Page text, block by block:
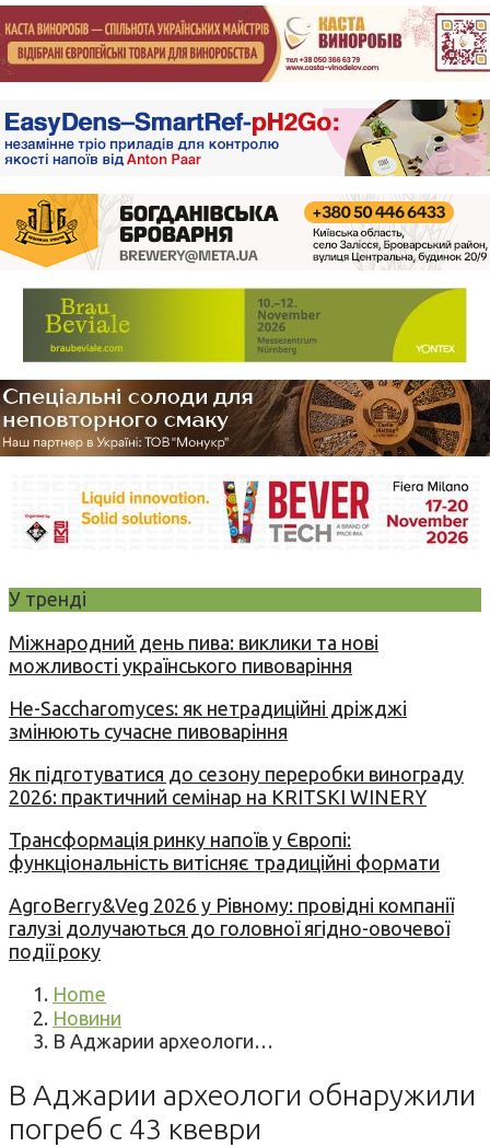
У тренді
Міжнародний день пива: виклики та нові
можливості українського пивоваріння
Не-Saccharomyces: як нетрадиційні дріжджі
змінюють сучасне пивоваріння
Як підготуватися до сезону переробки винограду
2026: практичний семінар на KRITSKI WINERY
Трансформація ринку напоїв у Європі:
функціональність витісняє традиційні формати
AgroBerry&Veg 2026 у Рівному: провідні компанії
галузі долучаються до головної ягідно-овочевої
події року
Home
Новини
В Аджарии археологи…
В Аджарии археологи обнаружили
погреб с 43 квеври